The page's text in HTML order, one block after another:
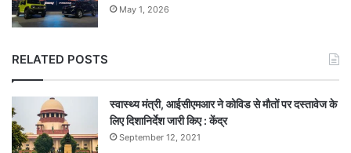
May 1, 2026
RELATED POSTS
स्वास्थ्य मंत्री, आईसीएमआर ने कोविड से मौतों पर दस्तावेज के
लिए दिशानिर्देश जारी किए : केंद्र
September 12, 2021